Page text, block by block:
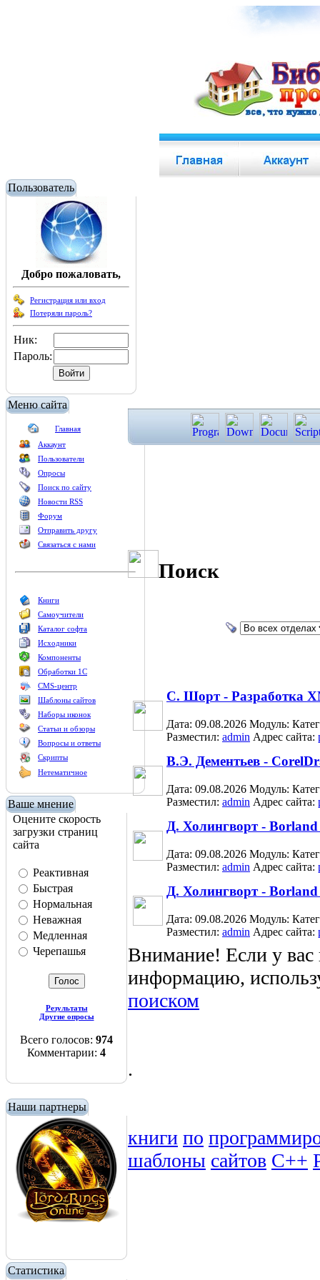
Пользователь
Добро пожаловать,
Регистрация или вход
Потеряли пароль?
Ник:
Пароль:
Меню сайта
Главная
Аккаунт
Пользователи
Опросы
Поиск по сайту
Новости RSS
Форум
Отправить другу
Связаться с нами
Книги
Самоучители
Каталог софта
Исходники
Компоненты
Обработки 1С
CMS-центр
Шаблоны сайтов
Наборы иконок
Статьи и обзоры
Вопросы и ответы
Скрипты
Нетематичное
Ваше мнение
Оцените скорость
загрузки страниц
сайта
Реактивная
Быстрая
Нормальная
Неважная
Медленная
Черепашья
Результаты
Другие опросы
Всего голосов: 974
Комментарии: 4
Наши партнеры
Статистика
Поиск
С. Шорт - Разработка
Дата: 09.08.2026 Модуль:
Разместил: admin Адрес сайта:
В.Э. Дементьев -
Дата: 09.08.2026 Модуль:
Разместил: admin Адрес сайта:
Д. Холингворт - Borland
Дата: 09.08.2026 Модуль:
Разместил: admin Адрес сайта:
Д. Холингворт - Borland
Дата: 09.08.2026 Модуль:
Разместил: admin Адрес сайта:
Внимание! Если у
информацию,
поиском
.
книги по
шаблоны сайтов C++